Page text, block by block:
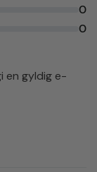
0
0
en gyldig e-